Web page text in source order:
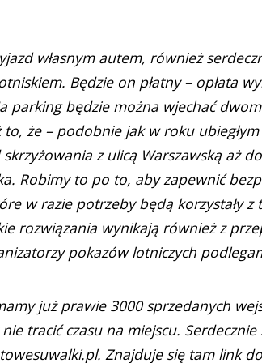
własnym autem, również
Będzie on płatny – opłata
parking będzie można wjechać
że – podobnie jak w roku
z ulicą Warszawską aż
Robimy to po to, aby zapewnić
w razie potrzeby będą korzystały
rozwiązania wynikają również z
pokazów lotniczych
już prawie 3000 sprzedanych
tracić czasu na miejscu. Serdecznie
Znajduje się tam link